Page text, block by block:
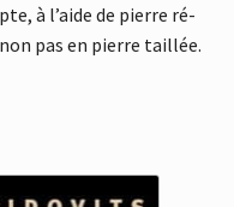
à l’aide de pierre ré-
pas en pierre taillée.